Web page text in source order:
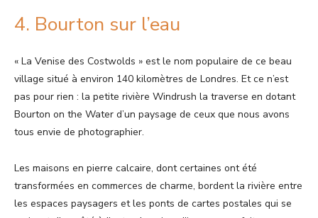
4. Bourton sur l’eau
« La Venise des Costwolds » est le nom populaire de ce beau
village situé à environ 140 kilomètres de Londres. Et ce n’est
pas pour rien : la petite rivière Windrush la traverse en dotant
Bourton on the Water d’un paysage de ceux que nous avons
tous envie de photographier.
Les maisons en pierre calcaire, dont certaines ont été
transformées en commerces de charme, bordent la rivière entre
les espaces paysagers et les ponts de cartes postales qui se